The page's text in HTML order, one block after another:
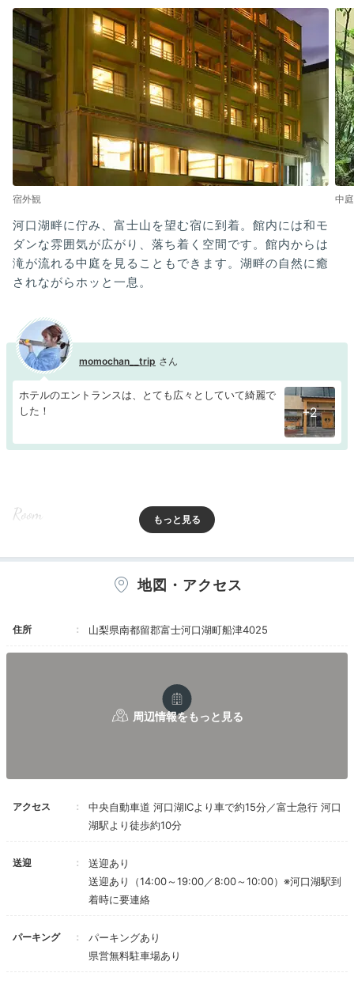
宿外観 中庭
河口湖畔に佇み、富士山を望む宿に到着。館内には和モ
ダンな雰囲気が広がり、落ち着く空間です。館内からは
滝が流れる中庭を見ることもできます。湖畔の自然に癒
されながらホッと一息。
momochan__trip
ホテルのエントランスは、とても広々としていて綺麗で
した！
+2
Room
和を感じる客室
優雅に過ごせる別邸も！
和モダン和洋室 和
客室はシンプルな和室や露天風呂付き客室、和モダン和
側など眺めを楽しめるタイプもあります。また
半露天風呂とテラス完備のコンドミニアムがあり、優雅
地図・アクセス
住所 山梨県南都留郡富士河口湖町船津4025
アクセス
中央自動車道 河口湖ICより車で約15分／富士急行 河口
湖駅より徒歩約10分
送迎
送迎あり
送迎あり（14:00～19:00／8:00～10:00）※河口湖駅到
着時に要連絡
パーキング
パーキングあり
県営無料駐車場あり